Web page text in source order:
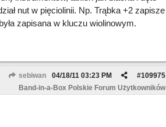
nut w pięciolinii. Np. Trąbka +2 zapisze
zapisana w kluczu wiolinowym.
sebiwan #109975
04/18/11 03:23 PM
Band-in-a-Box Polskie Forum Użytkowników